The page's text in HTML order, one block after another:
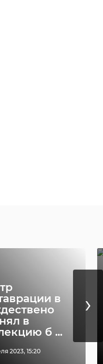
в
в
б ...
2023, 15:20
›